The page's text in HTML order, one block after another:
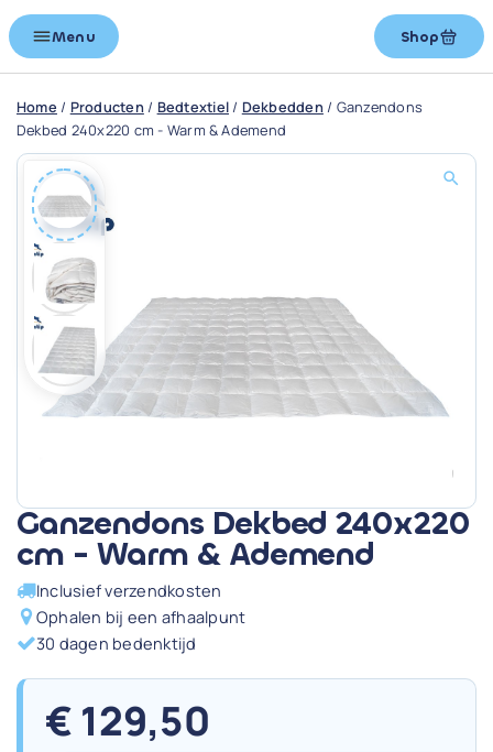
Menu Shop
Home / Producten/ Bedtextiel / Dekbedden/ Ganzendons
Dekbed 240x220 cm - Warm & Ademend
Ganzendons Dekbed 240x220
cm - Warm & Ademend
Inclusief verzendkosten
Ophalen bij een afhaalpunt
30 dagen bedenktijd
€ 129,50